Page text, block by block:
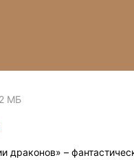
МБ
драконов» –